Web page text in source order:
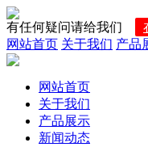
有任何疑问请给我们
网站首页 关于我们 产品
网站首页
关于我们
产品展示
新闻动态